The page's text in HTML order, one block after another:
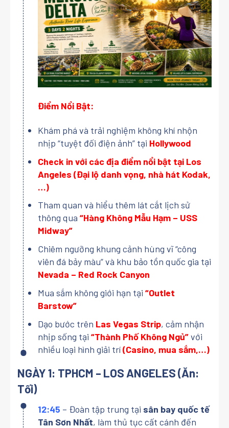
Điểm Nổi Bật:
Khám phá và trải nghiệm không khí nhộn
nhịp “tuyệt đối điện ảnh” tại Hollywood
Check in với các địa điểm nổi bật tại Los
Angeles (Đại lộ danh vọng, nhà hát Kodak,
…)
Tham quan và hiểu thêm lát cắt lịch sử
thông qua“Hàng Không Mẫu Hạm – USS
Midway”
Chiêm ngưỡng khung cảnh hùng vĩ “công
viên đá bảy màu” và khu bảo tồn quốc gia tại
Nevada – Red Rock Canyon
Mua sắm không giới hạn tại“Outlet
Barstow”
Dạo bước trên Las Vegas Strip, cảm nhận
nhịp sống tại“Thành Phố Không Ngủ”với
nhiều loại hình giải trí(Casino, mua sắm,…)
NGÀY 1: TPHCM – LOS ANGELES (Ăn:
Tối)
12:45 – Đoàn tập trung tại sân bay quốc tế
Tân Sơn Nhất, làm thủ tục cất cánh đến